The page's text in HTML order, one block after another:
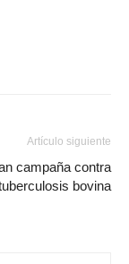
Artículo siguiente
campaña contra
bovina